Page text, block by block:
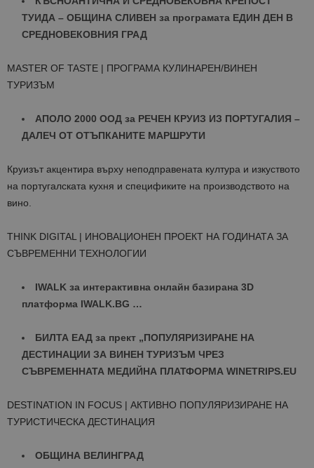
ТУИДА – ОБЩИНА СЛИВЕН за програмата ЕДИН ДЕН В
СРЕДНОВЕКОВНИЯ ГРАД
MASTER OF TASTE | ПРОГРАМА КУЛИНАРЕН/ВИНЕН
ТУРИЗЪМ
АПОЛО 2000 ООД за РЕЧЕН КРУИЗ ИЗ ПОРТУГАЛИЯ –
ДАЛЕЧ ОТ ОТЪПКАНИТЕ МАРШРУТИ
Круизът акцентира върху неподправената култура и изкуството
на португалската кухня и спецификите на производството на
вино.
THINK DIGITAL | ИНОВАЦИОНЕН ПРОЕКТ НА ГОДИНАТА ЗА
СЪВРЕМЕННИ ТЕХНОЛОГИИ
IWALK за интерактивна онлайн базирана 3D
платформа IWALK.BG …
БИЛТА ЕАД за прект „ПОПУЛЯРИЗИРАНЕ НА
ДЕСТИНАЦИИ ЗА ВИНЕН ТУРИЗЪМ ЧРЕЗ
СЪВРЕМЕННАТА МЕДИЙНА ПЛАТФОРМА WINETRIPS.EU
DESTINATION IN FOCUS | АКТИВНО ПОПУЛЯРИЗИРАНЕ НА
ТУРИСТИЧЕСКА ДЕСТИНАЦИЯ
OБЩИНА ВЕЛИНГРАД